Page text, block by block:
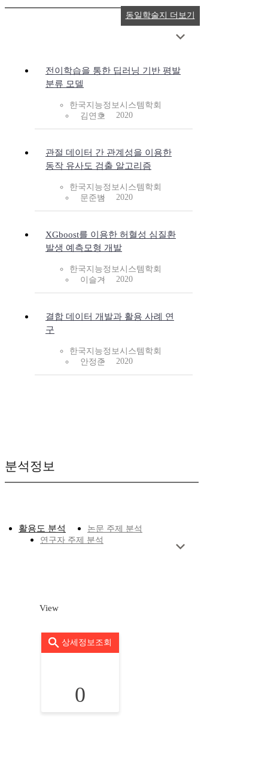
전이학습을 통한 딥러닝 기반 평발
분류 모델
한국지능정보시스템학회
김연호
2020
관절 데이터 간 관계성을 이용한
동작 유사도 검출 알고리즘
한국지능정보시스템학회
문준범
2020
XGboost를 이용한 허혈성 심질환
발생 예측모형 개발
한국지능정보시스템학회
이슬기
2020
결합 데이터 개발과 활용 사례 연
구
한국지능정보시스템학회
안정준
2020
동일학술지 더보기
분석정보
활용도 분석
논문 주제 분석
연구자 주제 분석
View
상세정보조회
0